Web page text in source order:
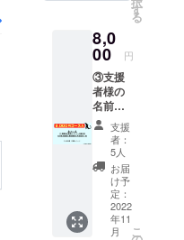
カーに
す。 サ
イズは
10㎝
×10㎝を
予定 デ
ザイン
決定
後、画
像を
アップ
しま
す。
す
る
8,0
00 円
③支援
者様の
名前入
りサイ
ン色
紙 １
枚 石井
良和監
督＆藤
田健彦
& 町田
政則・
支援
者：
5人
お届
け予
定：
2022
年11
月
こ